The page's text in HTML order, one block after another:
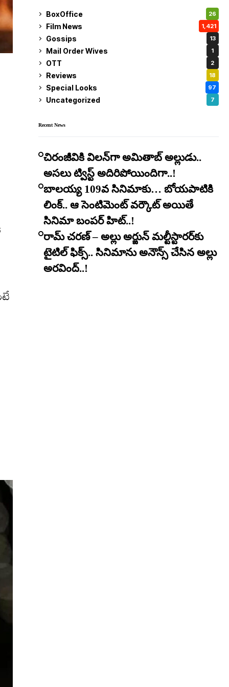
BoxOffice 26
Film News 1,421
Gossips 13
Mail Order Wives 1
OTT 2
Reviews 18
Special Looks 97
Uncategorized 7
Recent News
చిరంజీవికి విలన్‌గా అమితాబ్ అల్లుడు..
అసలు ట్విస్ట్ అదిరిపోయిందిగా..!
బాలయ్య 109వ సినిమాకు… బోయపాటికి
లింక్.. ఆ సెంటిమెంట్ వర్కౌట్ అయితే
సినిమా బంపర్ హిట్..!
రామ్ చరణ్ – అల్లు అర్జున్ మల్టీస్టారర్​కు
టైటిల్ ఫిక్స్.. సినిమాను అనౌన్స్ చేసిన అల్లు
అరవింద్..!